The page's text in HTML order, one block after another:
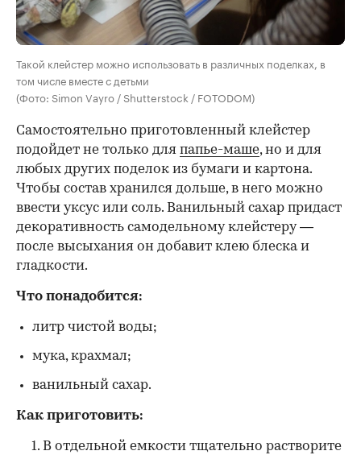
Такой клейстер можно использовать в различных поделках, в
том числе вместе с детьми
(Фото: Simon Vayro / Shutterstock / FOTODOM)
Самостоятельно приготовленный клейстер
подойдет не только для папье-маше, но и для
любых других поделок из бумаги и картона.
Чтобы состав хранился дольше, в него можно
ввести уксус или соль. Ванильный сахар придаст
декоративность самодельному клейстеру —
после высыхания он добавит клею блеска и
гладкости.
Что понадобится:
литр чистой воды;
мука, крахмал;
ванильный сахар.
Как приготовить:
В отдельной емкости тщательно растворите